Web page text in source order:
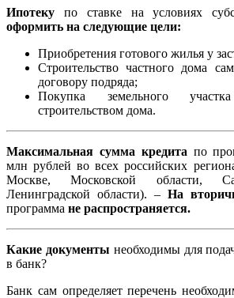
Ипотеку по ставке на условиях
оформить на следующие цели:
Приобретения готового жилья у
Строительство частного дома
договору подряда;
Покупка земельного
строительством дома.
Максимальная сумма кредита по
млн рублей во всех российских
Москве, Московской области,
Ленинградской области). – На
программа не распространяется.
Какие документы необходимы для
в банк?
Банк сам определяет перечень